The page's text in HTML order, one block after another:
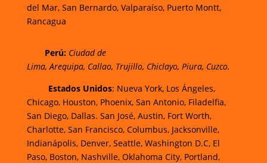
del Mar, San Bernardo, Valparaíso, Puerto Montt,
Rancagua
Perú: Ciudad de
Lima, Arequipa, Callao, Trujillo, Chiclayo, Piura, Cuzco.
Estados Unidos: Nueva York, Los Ángeles,
Chicago, Houston, Phoenix, San Antonio, Filadelfia,
San Diego, Dallas. San José, Austin, Fort Worth,
Charlotte, San Francisco, Columbus, Jacksonville,
Indianápolis, Denver, Seattle, Washington D.C, El
Paso, Boston, Nashville, Oklahoma City, Portland,